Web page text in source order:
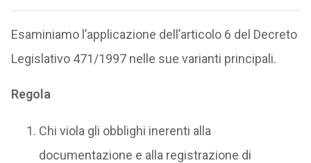
Esaminiamo l’applicazione dell’articolo 6 del Decreto
Legislativo 471/1997 nelle sue varianti principali.
Regola
Chi viola gli obblighi inerenti alla
documentazione e alla registrazione di